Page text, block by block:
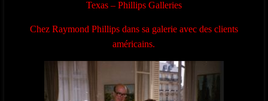
Texas – Phillips Galleries
Chez Raymond Phillips dans sa galerie avec des clients
américains.